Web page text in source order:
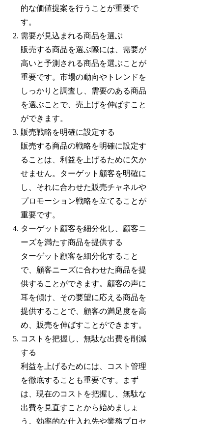
的な価値提案を行うことが重要で
す。
需要が見込まれる商品を選ぶ
販売する商品を選ぶ際には、需要が
高いと予測される商品を選ぶことが
重要です。市場の動向やトレンドを
しっかりと調査し、需要のある商品
を選ぶことで、売上げを伸ばすこと
ができます。
販売戦略を明確に設定する
販売する商品の戦略を明確に設定す
ることは、利益を上げるために欠か
せません。ターゲット顧客を明確に
し、それに合わせた販売チャネルや
プロモーション戦略を立てることが
重要です。
ターゲット顧客を細分化し、顧客ニ
ーズを満たす商品を提供する
ターゲット顧客を細分化すること
で、顧客ニーズに合わせた商品を提
供することができます。顧客の声に
耳を傾け、その要望に応える商品を
提供することで、顧客の満足度を高
め、販売を伸ばすことができます。
コストを把握し、無駄な出費を削減
する
利益を上げるためには、コスト管理
を徹底することも重要です。まず
は、現在のコストを把握し、無駄な
出費を見直すことから始めましょ
う。効率的な仕入れ先や業務プロセ